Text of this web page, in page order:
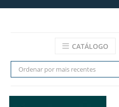
CATÁLOGO
Ordenar por mais recentes